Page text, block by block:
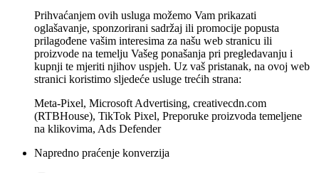
Prihvaćanjem ovih usluga možemo Vam prikazati
oglašavanje, sponzorirani sadržaj ili promocije popusta
prilagođene vašim interesima za našu web stranicu ili
proizvode na temelju Vašeg ponašanja pri pregledavanju i
kupnji te mjeriti njihov uspjeh. Uz vaš pristanak, na ovoj web
stranici koristimo sljedeće usluge trećih strana:
Meta-Pixel, Microsoft Advertising, creativecdn.com
(RTBHouse), TikTok Pixel, Preporuke proizvoda temeljene
na klikovima, Ads Defender
Napredno praćenje konverzija